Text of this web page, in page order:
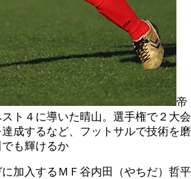
帝
ト４に導いた晴山。選手権で２大会
成するなど、フットサルで技術を磨
も輝けるか
加入するＭＦ谷内田（やちだ）哲平